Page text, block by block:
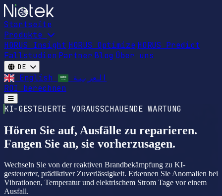
Startseite
Produkte
HORUS Insight HORUS Optimize HORUS Predict
Fallstudien Partner Blog Über uns
DE
English
العربية
ROI berechnen
Open main menu
KI-GESTEUERTE VORAUSSCHAUENDE WARTUNG
Hören Sie auf, Ausfälle zu reparieren.
Fangen Sie an, sie vorherzusagen.
Wechseln Sie von der reaktiven Brandbekämpfung zu KI-
gesteuerter, prädiktiver Zuverlässigkeit. Erkennen Sie Anomalien bei
Vibrationen, Temperatur und elektrischem Strom Tage vor einem
Ausfall.